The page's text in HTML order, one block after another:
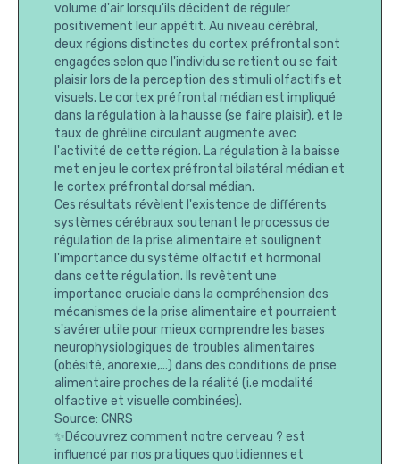
volume d'air lorsqu'ils décident de réguler
positivement leur appétit. Au niveau cérébral,
deux régions distinctes du cortex préfrontal sont
engagées selon que l'individu se retient ou se fait
plaisir lors de la perception des stimuli olfactifs et
visuels. Le cortex préfrontal médian est impliqué
dans la régulation à la hausse (se faire plaisir), et le
taux de ghréline circulant augmente avec
l'activité de cette région. La régulation à la baisse
met en jeu le cortex préfrontal bilatéral médian et
le cortex préfrontal dorsal médian.
Ces résultats révèlent l'existence de différents
systèmes cérébraux soutenant le processus de
régulation de la prise alimentaire et soulignent
l'importance du système olfactif et hormonal
dans cette régulation. Ils revêtent une
importance cruciale dans la compréhension des
mécanismes de la prise alimentaire et pourraient
s'avérer utile pour mieux comprendre les bases
neurophysiologiques de troubles alimentaires
(obésité, anorexie,...) dans des conditions de prise
alimentaire proches de la réalité (i.e modalité
olfactive et visuelle combinées).
Source: CNRS
✨Découvrez comment notre cerveau ? est
influencé par nos pratiques quotidiennes et